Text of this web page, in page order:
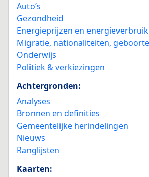
Auto’s
Gezondheid
Energieprijzen en energieverbruik
Migratie, nationaliteiten,
Onderwijs
Politiek & verkiezingen
Achtergronden:
Analyses
Bronnen en definities
Gemeentelijke herindelingen
Nieuws
Ranglijsten
Kaarten: